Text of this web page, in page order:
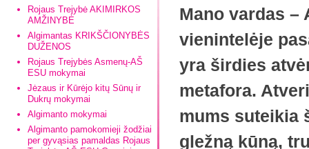
Rojaus Trejybė AKIMIRKOS
AMŽINYBĖ
Algimantas KRIKŠČIONYBĖS
DUŽENOS
Rojaus Trejybės Asmenų-AŠ
ESU mokymai
Jėzaus ir Kūrėjo kitų Sūnų ir
Dukrų mokymai
Algimanto mokymai
Algimanto pamokomieji žodžiai
per gyvąsias pamaldas Rojaus
Mano vardas –
vienintelėje
yra širdies
metafora.
mums suteikia
gležną kūną,